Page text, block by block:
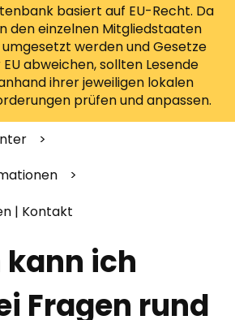
basiert auf EU-Recht. Da
den einzelnen Mitgliedstaaten
werden und Gesetze
abweichen, sollten Lesende
ihrer jeweiligen lokalen
prüfen und anpassen.
| Kontakt
kann ich
Fragen rund